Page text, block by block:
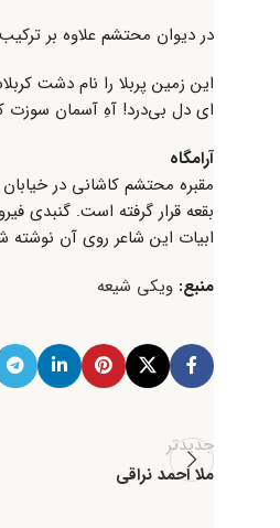
در دیوان محتشم علاوه بر
این زمین پربلا را نام دشت
ای دل بی‌درد! آهِ آسمان
آرامگاه
ابیات این شاعر روی آن
منبع: ویکی شیعه
جدیدتر
ملا احمد نراقی